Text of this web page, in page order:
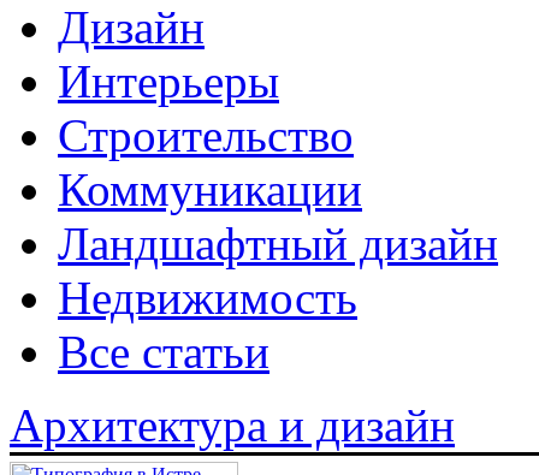
Дизайн
Интерьеры
Строительство
Коммуникации
Ландшафтный дизайн
Недвижимость
Все статьи
Архитектура и дизайн